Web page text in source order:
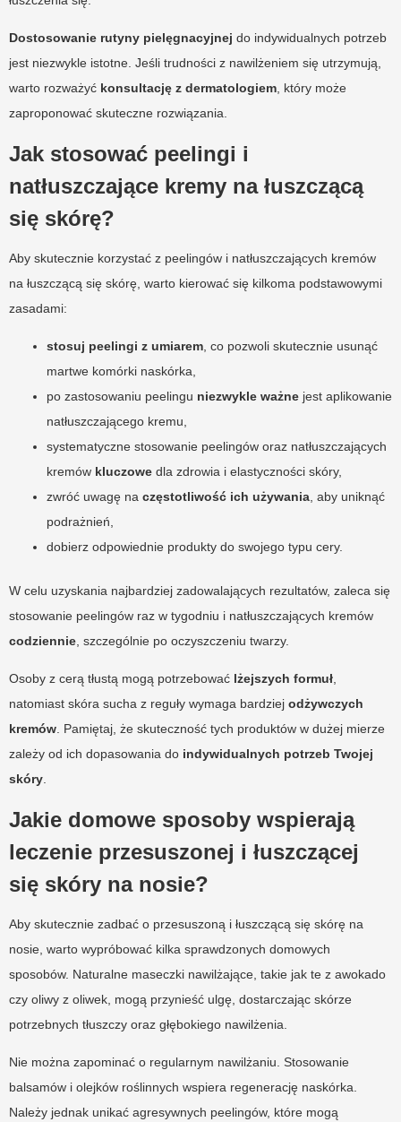
Dostosowanie rutyny pielęgnacyjnej do indywidualnych potrzeb
jest niezwykle istotne. Jeśli trudności z nawilżeniem się utrzymują,
warto rozważyć konsultację z dermatologiem , który może
zaproponować skuteczne rozwiązania.
Jak stosować peelingi i
natłuszczające kremy na łuszczącą
się skórę?
Aby skutecznie korzystać z peelingów i natłuszczających kremów
na łuszczącą się skórę, warto kierować się kilkoma podstawowymi
zasadami:
stosuj peelingi z umiarem , co pozwoli skutecznie usunąć
martwe komórki naskórka,
po zastosowaniu peelingu niezwykle ważne jest aplikowanie
natłuszczającego kremu,
systematyczne stosowanie peelingów oraz natłuszczających
kremów kluczowe dla zdrowia i elastyczności skóry,
zwróć uwagę na częstotliwość ich używania , aby uniknąć
podrażnień,
dobierz odpowiednie produkty do swojego typu cery.
W celu uzyskania najbardziej zadowalających rezultatów, zaleca się
stosowanie peelingów raz w tygodniu i natłuszczających kremów
codziennie , szczególnie po oczyszczeniu twarzy.
Osoby z cerą tłustą mogą potrzebować lżejszych formuł
natomiast skóra sucha z reguły wymaga bardziej odżywczych
kremów . Pamiętaj, że skuteczność tych produktów w dużej mierze
zależy od ich dopasowania do indywidualnych potrzeb Twojej
skóry
Jakie domowe sposoby wspierają
leczenie przesuszonej i łuszczącej
się skóry na nosie?
Aby skutecznie zadbać o przesuszoną i łuszczącą się skórę na
nosie, warto wypróbować kilka sprawdzonych domowych
sposobów. Naturalne maseczki nawilżające, takie jak te z awokado
czy oliwy z oliwek, mogą przynieść ulgę, dostarczając skórze
potrzebnych tłuszczy oraz głębokiego nawilżenia.
Nie można zapominać o regularnym nawilżaniu. Stosowanie
balsamów i olejków roślinnych wspiera regenerację naskórka.
Należy jednak unikać agresywnych peelingów, które mogą